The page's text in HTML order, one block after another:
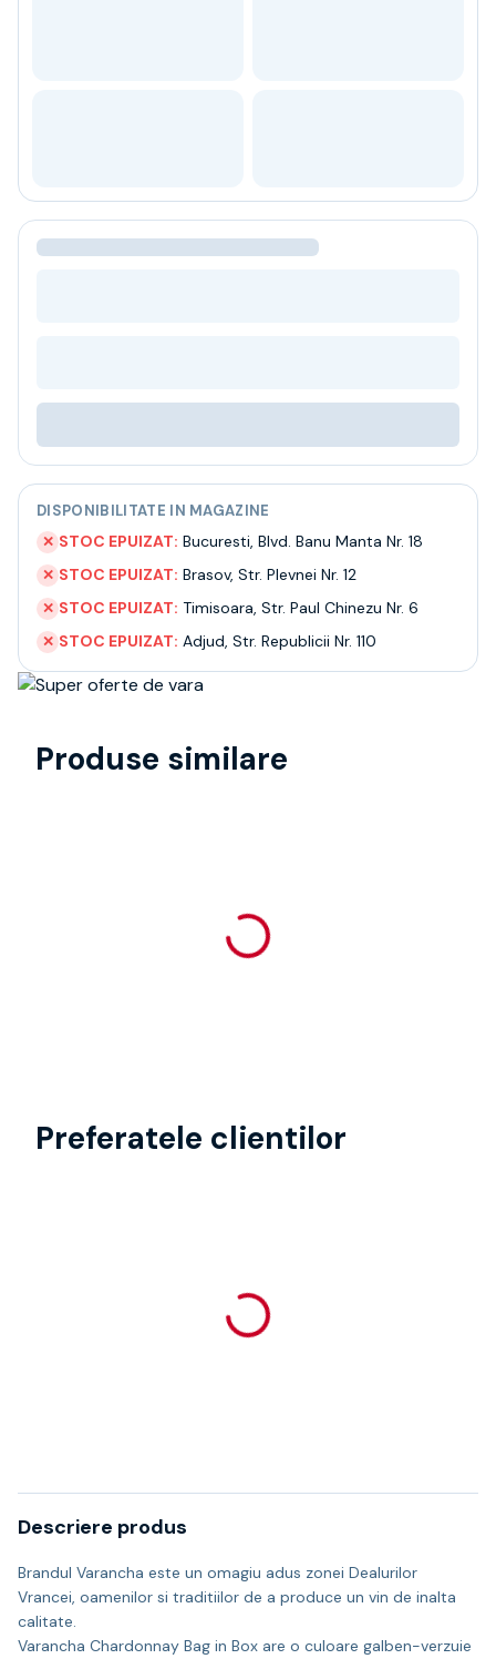
Ceai
Bacanie
BLACK FRIDAY
Contact
Livrare
Termeni si conditii
Politica de confidentialitate
Intrebari frecvente
DISPONIBILITATE IN MAGAZINE
✕ STOC EPUIZAT: Bucuresti, Blvd. Banu Manta Nr. 18
✕ STOC EPUIZAT: Brasov, Str. Plevnei Nr. 12
✕ STOC EPUIZAT: Timisoara, Str. Paul Chinezu Nr. 6
✕ STOC EPUIZAT: Adjud, Str. Republicii Nr. 110
Produse similare
Preferatele clientilor
Descriere produs
Brandul Varancha este un omagiu adus zonei Dealurilor
Vrancei, oamenilor si traditiilor de a produce un vin de inalta
calitate.
Varancha Chardonnay Bag in Box are o culoare galben-verzuie